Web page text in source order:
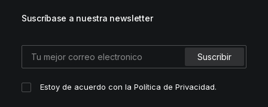
Suscríbase a nuestra newsletter
Estoy de acuerdo con laPolítica de Privacidad.